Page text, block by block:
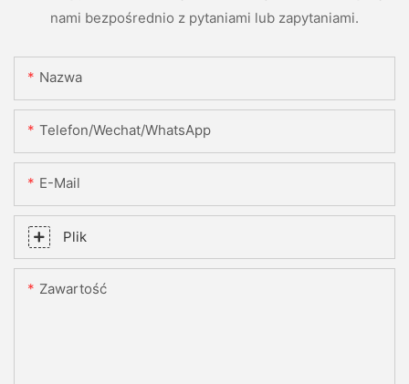
nami bezpośrednio z pytaniami lub zapytaniami.
Nazwa
Telefon/Wechat/WhatsApp
E-Mail
Plik
Zawartość